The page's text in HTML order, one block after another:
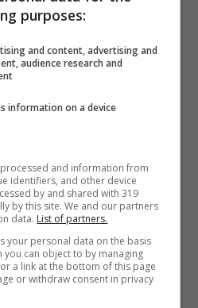
in chiaroscuro
milioniper il
anno dal Mondiale
salutare proprio
da vivere
da Cristiano
in Premier
purposes:
and content, advertising and
audience research and
information on a device
and information from
identifiers, and other device
by and shared with 319
by this site. We and our partners
data. List of partners.
your personal data on the basis
you can object to by managing
a link at the bottom of this page
or withdraw consent in privacy